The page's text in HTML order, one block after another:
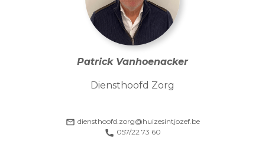
Patrick Vanhoenacker
Diensthoofd Zorg
diensthoofd.zorg@huizesintjozef.be
057/22 73 60